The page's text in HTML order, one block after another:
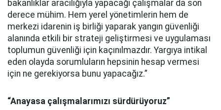
bakanlıklar aracılığıyla yapacağı çalışmalar da son
derece mühim. Hem yerel yönetimlerin hem de
merkezi idarenin iş birliği yaparak yangın güvenliği
alanında etkili bir strateji geliştirmesi ve uygulaması
toplumun güvenliği için kaçınılmazdır. Yargıya intikal
eden olayda sorumluların hepsinin hesap vermesi
için ne gerekiyorsa bunu yapacağız.”
“Anayasa çalışmalarımızı sürdürüyoruz”